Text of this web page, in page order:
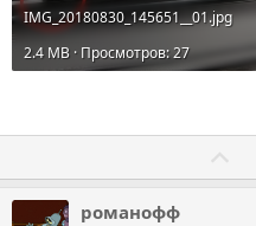
IMG_20180830_145651__01.jpg
2.4 MB · Просмотров: 27
о
романофф